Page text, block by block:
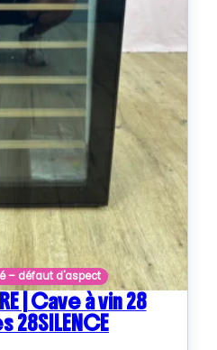
– défaut d'aspect
| Cave à vin 28
28SILENCE